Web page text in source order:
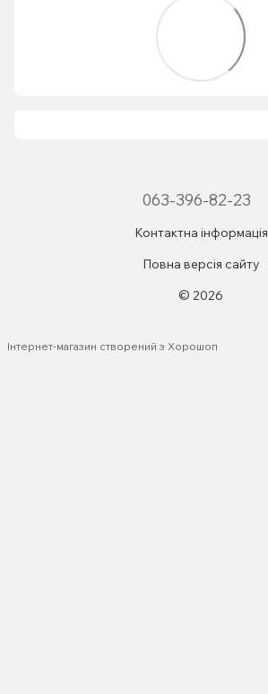
063-396-82-23
Контактна інформація
Повна версія сайту
© 2026
Інтернет-магазин створений з Хорошоп